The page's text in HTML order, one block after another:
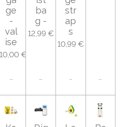
au panier
ge
-
val
ise
€
Ajouter au panier
ba
g -
12,99 €
Ajouter au panier
str
ap
s
10,99 €
Ajouter au panier
Ajouter au